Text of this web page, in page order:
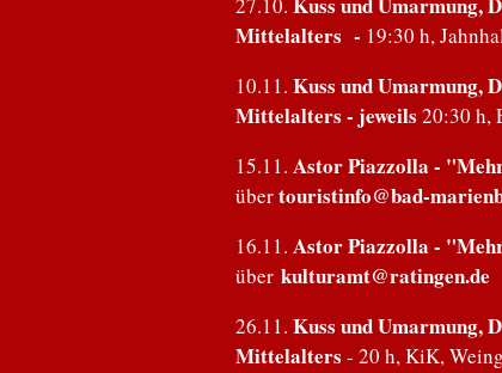
27.10.
Mittelalters - 19:30 h,
10.11. Kuss und Umarmung,
Mittelalters - jeweils 20:30 h,
15.11. Astor Piazzolla -
übertouristinfo@bad-
16.11. Astor Piazzolla -
über kulturamt@ratingen.de
26.11. Kuss und Umarmung,
Mittelalters - 20 h, KiK,